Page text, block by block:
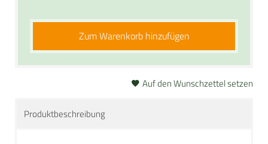
Zum Warenkorb hinzufügen
Auf den Wunschzettel setzen
Produktbeschreibung